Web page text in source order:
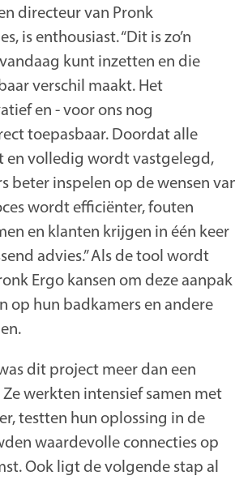
directeur van Pronk
is enthousiast. “Dit is zo’n
kunt inzetten en die
verschil maakt. Het
en - voor ons nog
toepasbaar. Doordat alle
en volledig wordt vastgelegd,
beter inspelen op de wensen
wordt efficiënter, fouten
en klanten krijgen in één keer
advies.” Als de tool wordt
Ergo kansen om deze aanpak
op hun badkamers en andere
dit project meer dan een
werkten intensief samen met
testten hun oplossing in de
waardevolle connecties op
Ook ligt de volgende stap al